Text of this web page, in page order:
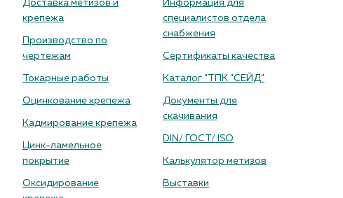
Доставка метизов и
крепежа
Производство по
чертежам
Токарные работы
Оцинкование крепежа
Кадмирование крепежа
Цинк-ламельное
покрытие
Оксидирование
Информация для
специалистов отдела
снабжения
Сертификаты качества
Каталог "ТПК "СЕЙД"
Документы для
скачивания
DIN/ ГОСТ/ ISO
Калькулятор метизов
Выставки